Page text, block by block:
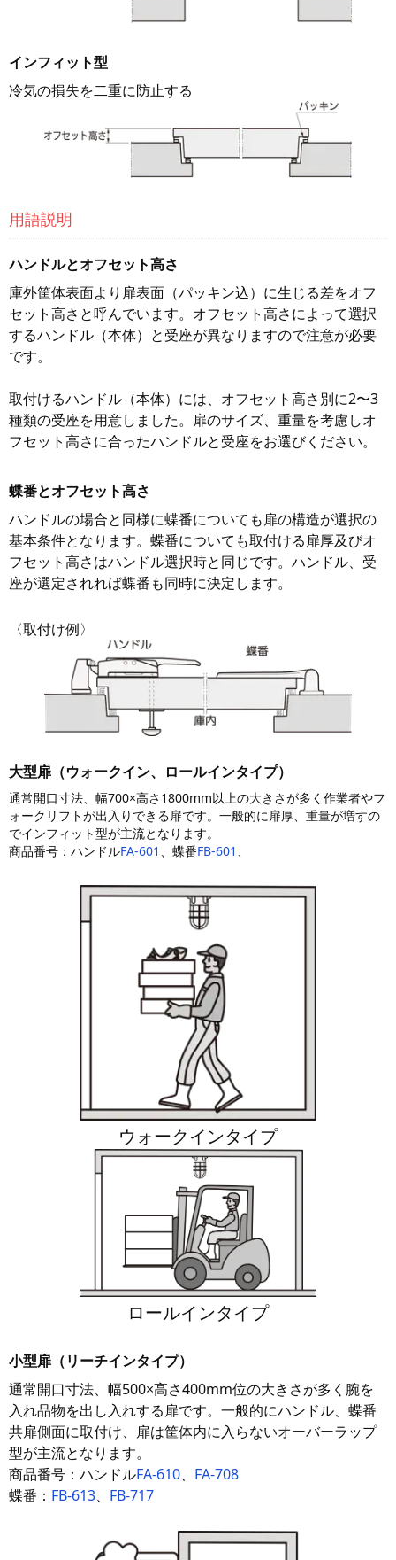
インフィット型
冷気の損失を二重に防止する
用語説明
ハンドルとオフセット高さ
庫外筐体表面より扉表面（パッキン込）に生じる差をオフ
セット高さと呼んでいます。オフセット高さによって選択
するハンドル（本体）と受座が異なりますので注意が必要
です。
取付けるハンドル（本体）には、オフセット高さ別に2〜3
種類の受座を用意しました。扉のサイズ、重量を考慮しオ
フセット高さに合ったハンドルと受座をお選びください。
蝶番とオフセット高さ
ハンドルの場合と同様に蝶番についても扉の構造が選択の
基本条件となります。蝶番についても取付ける扉厚及びオ
フセット高さはハンドル選択時と同じです。ハンドル、受
座が選定されれば蝶番も同時に決定します。
〈取付け例〉
大型扉（ウォークイン、ロールインタイプ）
通常開口寸法、幅700×高さ1800mm以上の大きさが多く作業者やフ
ォークリフトが出入りできる扉です。一般的に扉厚、重量が増すの
でインフィット型が主流となります。
商品番号：ハンドルFA-601 、蝶番FB-601 、
ウォークインタイプ
ロールインタイプ
小型扉（リーチインタイプ）
通常開口寸法、幅500×高さ400mm位の大きさが多く腕を
入れ品物を出し入れする扉です。一般的にハンドル、蝶番
共扉側面に取付け、扉は筐体内に入らないオーバーラップ
型が主流となります。
商品番号：ハンドルFA-610、 FA-708
蝶番： FB-613、 FB-717